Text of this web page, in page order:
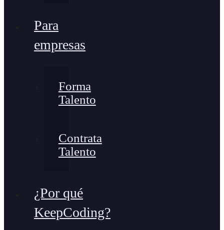
Para
empresas
Forma
Talento
Contrata
Talento
¿Por qué
KeepCoding?